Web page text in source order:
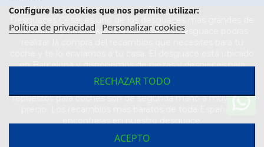
Configure las cookies que nos permite utilizar:
Política de privacidad Personalizar cookies
RECHAZAR TODO
ACEPTO
Barcelona y de España. Desde nuestro desguace podrás
en Barcelona y disponemos de piezas y despieces para
todas las marcas de vehículos. Compra el recambio que
necesitas para tu coche en nuestro desguace. Los
repuestos para coches son de segunda mano a muy buen
Desarrollado porSeintosoft